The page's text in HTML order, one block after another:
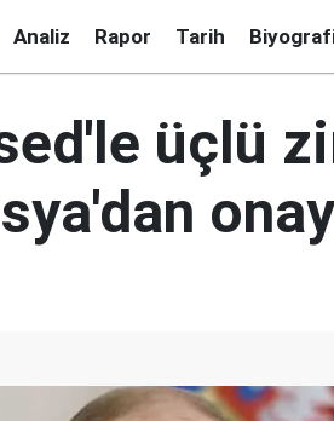
Analiz Rapor Tarih
üçlü
onay